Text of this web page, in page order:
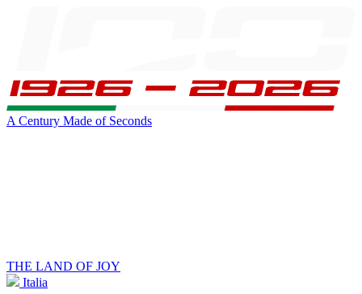
A Century Made of Seconds
THE LAND OF JOY
Italia